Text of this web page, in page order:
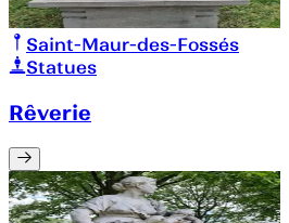
Saint-Maur-des-Fossés
Statues
Rêverie